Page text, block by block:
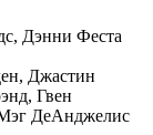
, Дэнни Феста
, Джастин
, Гвен
ДеАнджелис